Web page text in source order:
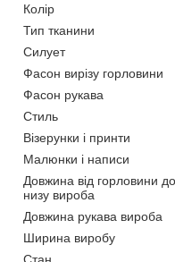
Колір
Тип тканини
Силует
Фасон вирізу горловини
Фасон рукава
Стиль
Візерунки і принти
Малюнки і написи
Довжина від горловини до
низу вироба
Довжина рукава вироба
Ширина виробу
Стан